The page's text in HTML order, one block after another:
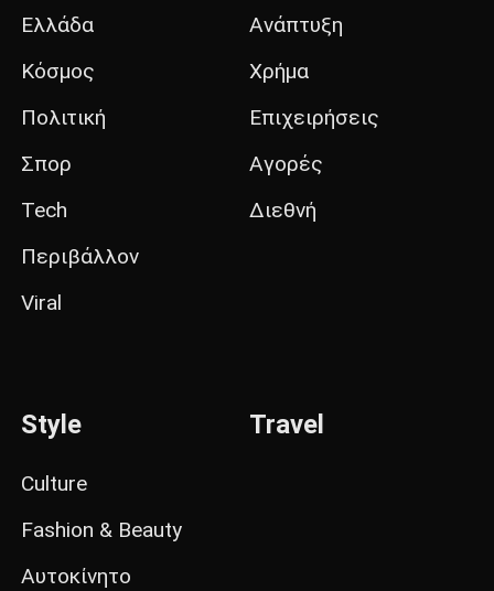
Ελλάδα
Κόσμος
Πολιτική
Σπορ
Tech
Περιβάλλον
Viral
Ανάπτυξη
Χρήμα
Επιχειρήσεις
Αγορές
Διεθνή
Style
Culture
Fashion & Beauty
Αυτοκίνητο
Travel